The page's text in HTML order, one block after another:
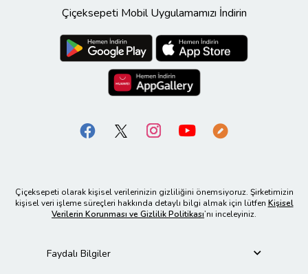
Çiçeksepeti Mobil Uygulamamızı İndirin
Çiçeksepeti olarak kişisel verilerinizin gizliliğini önemsiyoruz. Şirketimizin
kişisel veri işleme süreçleri hakkında detaylı bilgi almak için lütfen Kişisel
Verilerin Korunması ve Gizlilik Politikası’nı inceleyiniz.
Faydalı Bilgiler